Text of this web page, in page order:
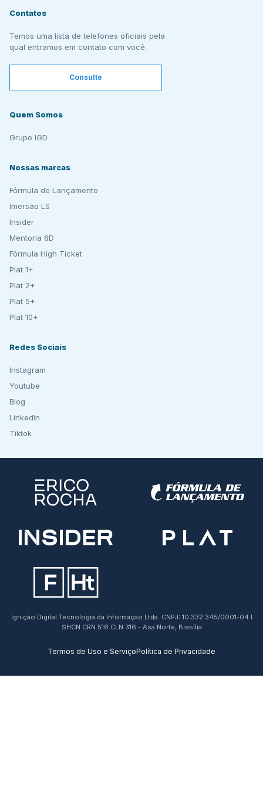
Contatos
Temos uma lista de telefones oficiais pela
qual entramos em contato com você.
Consulte
Quem Somos
Grupo IGD
Nossas marcas
Fórmula de Lançamento
Imersão LS
Insider
Mentoria 6D
Fórmula High Ticket
Plat 1+
Plat 2+
Plat 5+
Plat 10+
Redes Sociais
Instagram
Youtube
Blog
Linkedin
Tiktok
Ignição Digital Tecnologia da Informação Ltda. CNPJ: 10.332.345/0001-04 I
SHCN CRN 516 CLN 316 - Asa Norte, Brasília
Termos de Uso e ServiçoPolítica de Privacidade